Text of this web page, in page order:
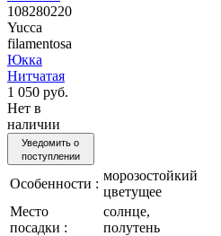
108280220
Yucca
filamentosa
Юкка
Нитчатая
1 050 руб.
Нет в
наличии
Уведомить о
поступлении
Особенности :
морозостойкий
цветущее
Место
посадки :
солнце,
полутень